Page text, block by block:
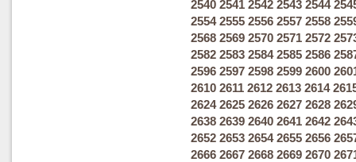
2540 2541 2542 2543 2544
2554 2555 2556 2557 2558
2568 2569 2570 2571 2572
2582 2583 2584 2585 2586
2596 2597 2598 2599 2600
2610 2611 2612 2613 2614
2624 2625 2626 2627 2628
2638 2639 2640 2641 2642
2652 2653 2654 2655 2656
2666 2667 2668 2669 2670